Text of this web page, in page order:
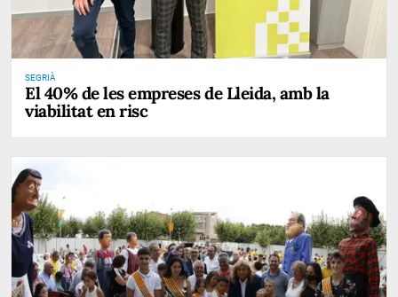
SEGRIÀ
El 40% de les empreses de Lleida, amb la
viabilitat en risc